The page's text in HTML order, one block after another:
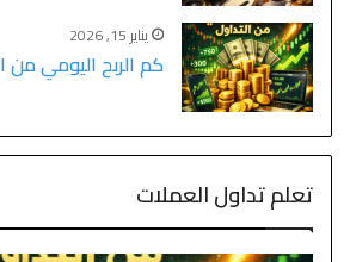
يناير 15, 2026
كم الربح اليومي من
تعلم تداول العملات